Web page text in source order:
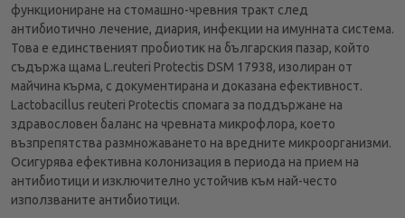
функциониране на стомашно-чревния тракт след
антибиотично лечение, диария, инфекции на имунната система.
Това е единственият пробиотик на българския пазар, който
съдържа щама L.reuteri Protectis DSM 17938, изолиран от
майчина кърма, с документирана и доказана ефективност.
Lactobacillus reuteri Protectis спомага за поддържане на
здравословен баланс на чревната микрофлора, което
възпрепятства размножаването на вредните микроорганизми.
Осигурява ефективна колонизация в периода на прием на
антибиотици и изключително устойчив към най-често
използваните антибиотици.